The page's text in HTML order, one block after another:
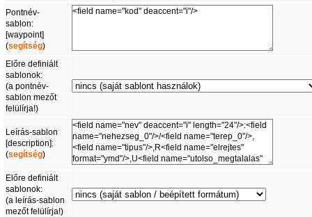
Pontnév-
sablon:
[waypoint]
(segítség)
Előre definiált
sablonok:
(a pontnév-
sablon mezőt
felülírja!)
Leírás-sablon
[description]:
(segítség)
Előre definiált
sablonok:
(a leírás-sablon
mezőt felülírja!)